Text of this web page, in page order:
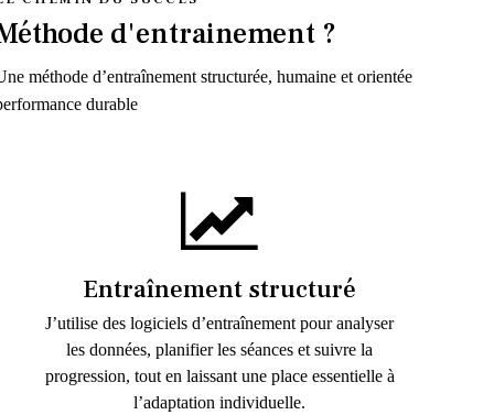
d'entrainement ?
méthode d’entraînement structurée, humaine et orientée
durable
Entraînement structuré
J’utilise des logiciels d’entraînement pour analyser
les données, planifier les séances et suivre la
progression, tout en laissant une place essentielle à
l’adaptation individuelle.